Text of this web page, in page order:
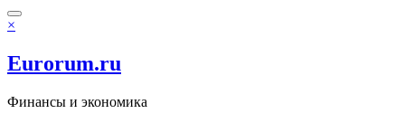
×
Eurorum.ru
Финансы и экономика